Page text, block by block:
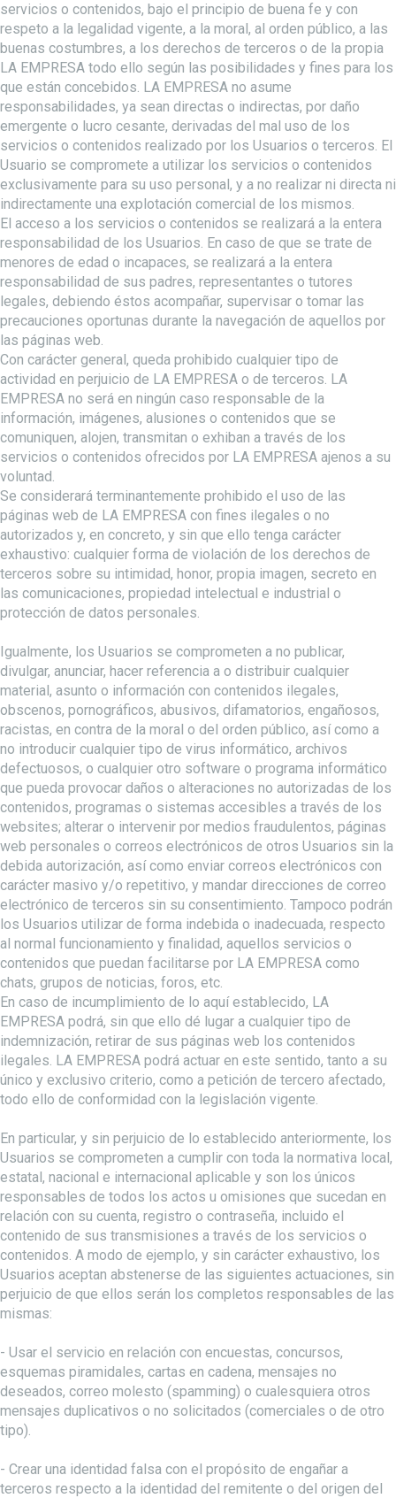
servicios o contenidos, bajo el principio de buena fe y con
respeto a la legalidad vigente, a la moral, al orden público, a las
buenas costumbres, a los derechos de terceros o de la propia
LA EMPRESA todo ello según las posibilidades y fines para los
que están concebidos. LA EMPRESA no asume
responsabilidades, ya sean directas o indirectas, por daño
emergente o lucro cesante, derivadas del mal uso de los
servicios o contenidos realizado por los Usuarios o terceros. El
Usuario se compromete a utilizar los servicios o contenidos
exclusivamente para su uso personal, y a no realizar ni directa ni
indirectamente una explotación comercial de los mismos.
El acceso a los servicios o contenidos se realizará a la entera
responsabilidad de los Usuarios. En caso de que se trate de
menores de edad o incapaces, se realizará a la entera
responsabilidad de sus padres, representantes o tutores
legales, debiendo éstos acompañar, supervisar o tomar las
precauciones oportunas durante la navegación de aquellos por
las páginas web.
Con carácter general, queda prohibido cualquier tipo de
actividad en perjuicio de LA EMPRESA o de terceros. LA
EMPRESA no será en ningún caso responsable de la
información, imágenes, alusiones o contenidos que se
comuniquen, alojen, transmitan o exhiban a través de los
servicios o contenidos ofrecidos por LA EMPRESA ajenos a su
voluntad.
Se considerará terminantemente prohibido el uso de las
páginas web de LA EMPRESA con fines ilegales o no
autorizados y, en concreto, y sin que ello tenga carácter
exhaustivo: cualquier forma de violación de los derechos de
terceros sobre su intimidad, honor, propia imagen, secreto en
las comunicaciones, propiedad intelectual e industrial o
protección de datos personales.
Igualmente, los Usuarios se comprometen a no publicar,
divulgar, anunciar, hacer referencia a o distribuir cualquier
material, asunto o información con contenidos ilegales,
obscenos, pornográficos, abusivos, difamatorios, engañosos,
racistas, en contra de la moral o del orden público, así como a
no introducir cualquier tipo de virus informático, archivos
defectuosos, o cualquier otro software o programa informático
que pueda provocar daños o alteraciones no autorizadas de los
contenidos, programas o sistemas accesibles a través de los
websites; alterar o intervenir por medios fraudulentos, páginas
web personales o correos electrónicos de otros Usuarios sin la
debida autorización, así como enviar correos electrónicos con
carácter masivo y/o repetitivo, y mandar direcciones de correo
electrónico de terceros sin su consentimiento. Tampoco podrán
los Usuarios utilizar de forma indebida o inadecuada, respecto
al normal funcionamiento y finalidad, aquellos servicios o
contenidos que puedan facilitarse por LA EMPRESA como
chats, grupos de noticias, foros, etc.
En caso de incumplimiento de lo aquí establecido, LA
EMPRESA podrá, sin que ello dé lugar a cualquier tipo de
indemnización, retirar de sus páginas web los contenidos
ilegales. LA EMPRESA podrá actuar en este sentido, tanto a su
único y exclusivo criterio, como a petición de tercero afectado,
todo ello de conformidad con la legislación vigente.
En particular, y sin perjuicio de lo establecido anteriormente, los
Usuarios se comprometen a cumplir con toda la normativa local,
estatal, nacional e internacional aplicable y son los únicos
responsables de todos los actos u omisiones que sucedan en
relación con su cuenta, registro o contraseña, incluido el
contenido de sus transmisiones a través de los servicios o
contenidos. A modo de ejemplo, y sin carácter exhaustivo, los
Usuarios aceptan abstenerse de las siguientes actuaciones, sin
perjuicio de que ellos serán los completos responsables de las
mismas:
- Usar el servicio en relación con encuestas, concursos,
esquemas piramidales, cartas en cadena, mensajes no
deseados, correo molesto (spamming) o cualesquiera otros
mensajes duplicativos o no solicitados (comerciales o de otro
tipo).
- Crear una identidad falsa con el propósito de engañar a
terceros respecto a la identidad del remitente o del origen del